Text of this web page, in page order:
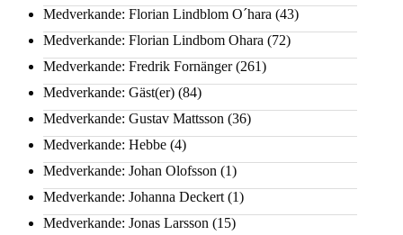
Medverkande: Florian Lindblom O´hara (43)
Medverkande: Florian Lindbom Ohara (72)
Medverkande: Fredrik Fornänger(261)
Medverkande: Gäst(er) (84)
Medverkande: Gustav Mattsson (36)
Medverkande: Hebbe (4)
Medverkande: Johan Olofsson (1)
Medverkande: Johanna Deckert (1)
Medverkande: Jonas Larsson (15)